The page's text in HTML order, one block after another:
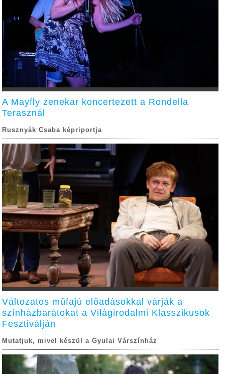
A Mayfly zenekar koncertezett a Rondella
Terasznál
Rusznyák Csaba képriportja
Változatos műfajú előadásokkal várják a
színházbarátokat a Világirodalmi Klasszikusok
Fesztiválján
Mutatjuk, mivel készül a Gyulai Várszínház